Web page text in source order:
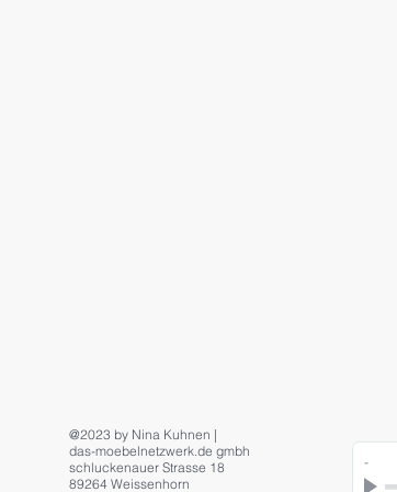
@2023 by Nina Kuhnen |
das-moebelnetzwerk.de gmbh
schluckenauer Strasse 18
89264 Weissenhorn
-